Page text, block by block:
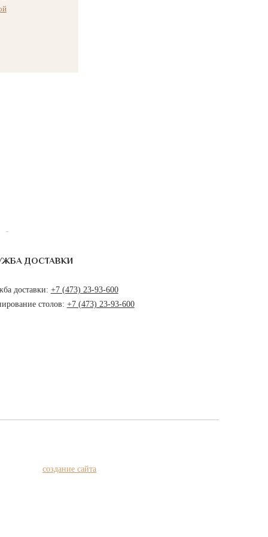
ДОСТАВКИ
доставки: +7 (473) 23-93-600
столов: +7 (473) 23-93-600
создание сайта